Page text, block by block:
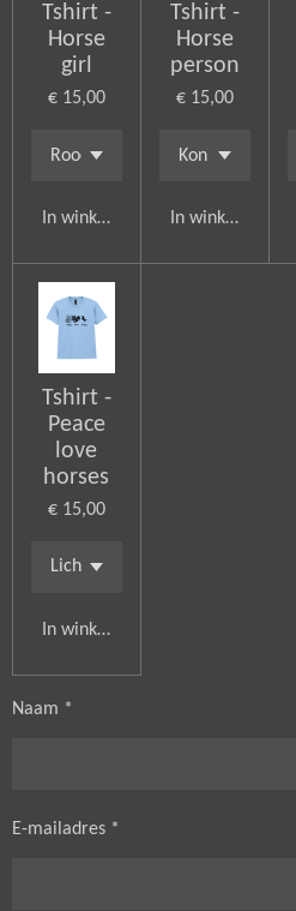
Tshirt -
Horse
girl
€ 15,00
In winkelwagen
Tshirt -
Horse
person
€ 15,00
In winkelwagen
Tshirt -
Peace
love
horses
€ 15,00
In winkelwagen
Naam *
E-mailadres *